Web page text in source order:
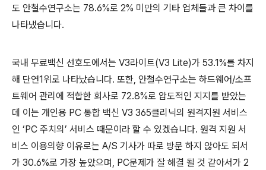
도 안철수연구소는 78.6%로 2% 미만의 기타 업체들과 큰 차이를
나타냈습니다.
국내 무료백신 선호도에서는 V3라이트(V3 Lite)가 53.1%를 차지
해 단연1위로 나타났습니다. 또한, 안철수연구소는 하드웨어/소프
트웨어 관리에 적합한 회사로 72.8%로 압도적인 지지를 받았는
데 이는 개인용 PC 통합 백신 V3 365클리닉의 원격지원 서비스
인 ‘PC 주치의 ’ 서비스 때문이라 할 수 있겠습니다. 원격 지원 서
비스 이용의향 이유로는 A/S 기사가 따로 방문 하지 않아도 되서
가 30.6%로 가장 높았으며, PC문제가 잘 해결 될 것 같아서가 2